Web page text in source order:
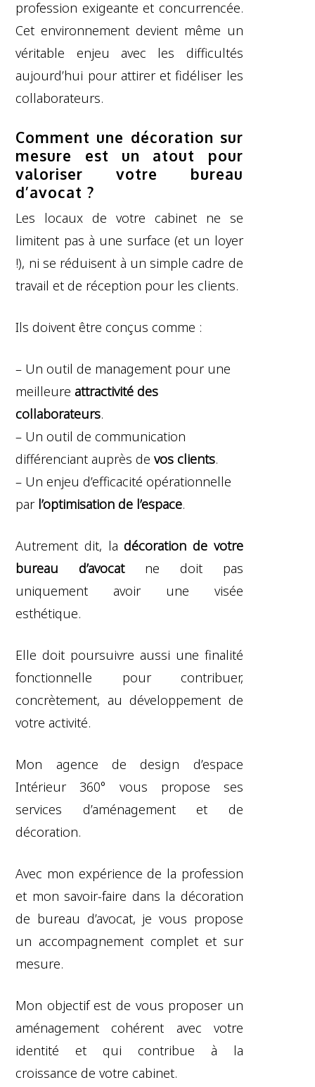
profession exigeante et concurrencée.
Cet environnement devient même un
véritable enjeu avec les difficultés
aujourd’hui pour attirer et fidéliser les
collaborateurs.
Comment une décoration sur
mesure est un atout pour
valoriser votre bureau
d’avocat ?
Les locaux de votre cabinet ne se
limitent pas à une surface (et un loyer
!), ni se réduisent à un simple cadre de
travail et de réception pour les clients.
Ils doivent être conçus comme :
– Un outil de management pour une
meilleureattractivité des
collaborateurs.
– Un outil de communication
différenciant auprès devos clients.
– Un enjeu d’efficacité opérationnelle
par l’optimisation de l’espace.
Autrement dit, ladécoration de votre
bureau d’avocatne doit pas
uniquement avoir une visée
esthétique.
Elle doit poursuivre aussi une finalité
fonctionnelle pour contribuer,
concrètement, au développement de
votre activité.
Mon agence de design d’espace
Intérieur 360° vous propose ses
services d’aménagement et de
décoration.
Avec mon expérience de la profession
et mon savoir-faire dans la décoration
de bureau d’avocat, je vous propose
un accompagnement complet et sur
mesure.
Mon objectif est de vous proposer un
aménagement cohérent avec votre
identité et qui contribue à la
croissance de votre cabinet.